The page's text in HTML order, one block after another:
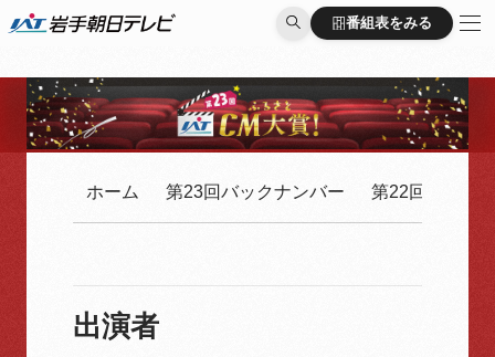
番組表をみる
番組表をみる
ホーム 第23回バックナンバー 第22回バック
出演者